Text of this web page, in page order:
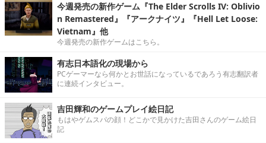
今週発売の新作ゲーム『The Elder Scrolls IV: Oblivio
n Remastered』『アークナイツ』『Hell Let Loose:
Vietnam』他
今週発売の新作ゲームはこちら。
有志日本語化の現場から
PCゲーマーなら何かとお世話になっているであろう有志翻訳者
に連続インタビュー。
吉田輝和のゲームプレイ絵日記
もはやゲムスパの顔！どこかで見かけた吉田さんのゲーム絵日
記